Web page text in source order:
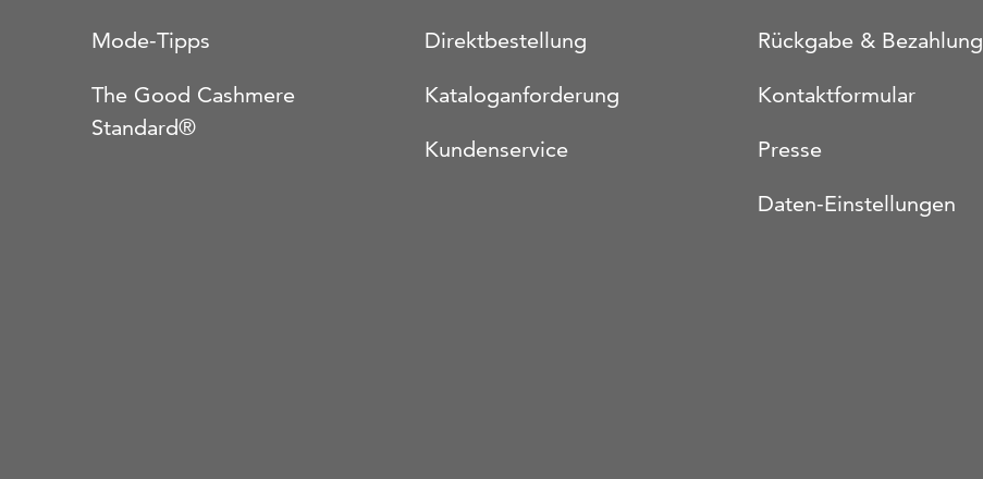
Mode-Tipps
The Good Cashmere
Standard®
Direktbestellung
Kataloganforderung
Kundenservice
Rückgabe & Bezahlung
Kontaktformular
Presse
Daten-Einstellungen